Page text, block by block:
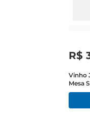
da produção
Recomendações
O Vinho
combina com
R$
Vinho
Mesa